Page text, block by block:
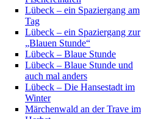
Lübeck – ein Spaziergang am
Tag
Lübeck – ein Spaziergang zur
„Blauen Stunde“
Lübeck – Blaue Stunde
Lübeck – Blaue Stunde und
auch mal anders
Lübeck – Die Hansestadt im
Winter
Märchenwald an der Trave im